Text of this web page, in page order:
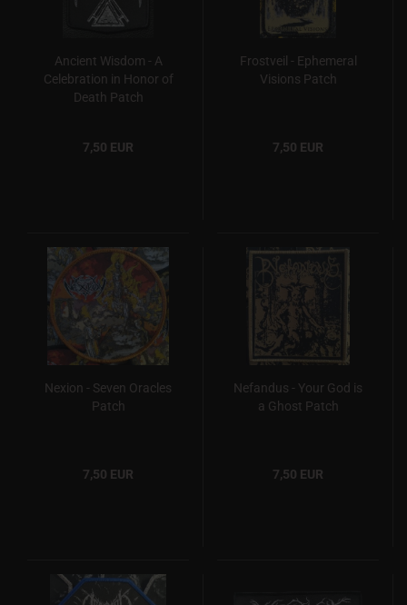
Ancient Wisdom - A
Celebration in Honor of
Death Patch
7,50 EUR
Frostveil - Ephemeral
Visions Patch
7,50 EUR
Nexion - Seven Oracles
Patch
7,50 EUR
Nefandus - Your God is
a Ghost Patch
7,50 EUR